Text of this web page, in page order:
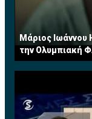
• Φωτισμός
• Διαχείριση
υδάτων
• Ηλιακά
• Γεωθερμία
• Μελετητές
• ESCOs-
Μάριος Ιωάννου
την Ολυμπιακή